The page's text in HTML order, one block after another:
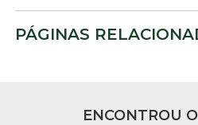
PÁGINAS
ENCONTROU